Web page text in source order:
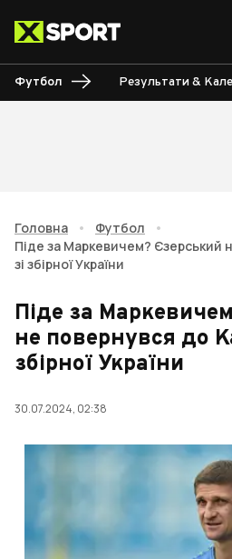
Футбол Результати &
Головна • Футбол
•
Піде за Маркевичем? Єзерський
зі збірної України
Піде за
не повернувся до
збірної України
30.07.2024, 02:38